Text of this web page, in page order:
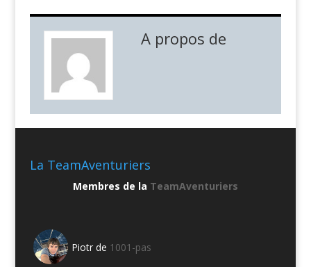
A propos de
La TeamAventuriers
Membres de la TeamAventuriers
Piotr de 1001-pas